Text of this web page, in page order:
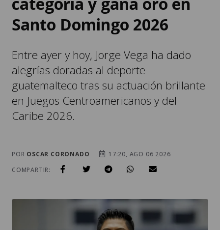
Entre ayer y hoy, Jorge Vega ha dado
guatemalteco tras su actuación brillante
en Juegos Centroamericanos y del
Caribe 2026.